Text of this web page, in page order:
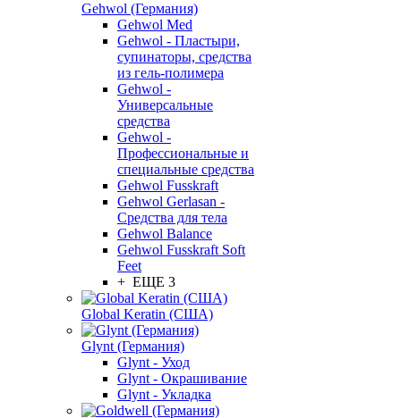
Gehwol (Германия)
Gehwol Med
Gehwol - Пластыри,
супинаторы, средства
из гель-полимера
Gehwol -
Универсальные
средства
Gehwol -
Профессиональные и
специальные средства
Gehwol Fusskraft
Gehwol Gerlasan -
Средства для тела
Gehwol Balance
Gehwol Fusskraft Soft
Feet
+ ЕЩЕ 3
Global Keratin (США)
Glynt (Германия)
Glynt - Уход
Glynt - Окрашивание
Glynt - Укладка